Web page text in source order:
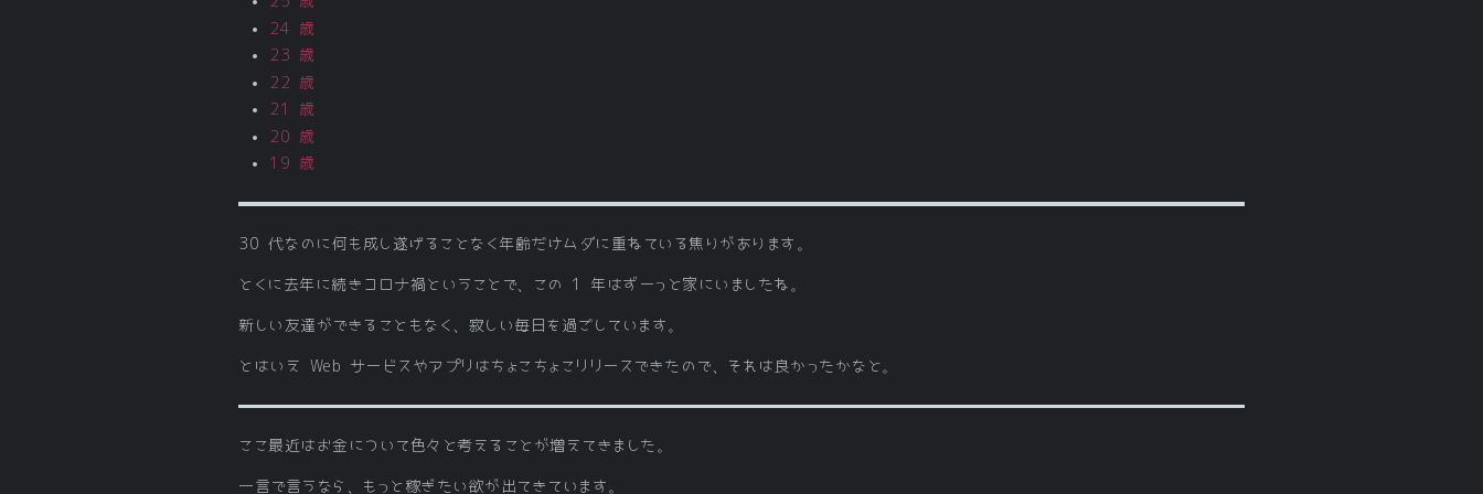
24 歳
23 歳
22 歳
21 歳
20 歳
19 歳
30 代なのに何も成し遂げることなく年齢だけムダに重ねている焦りがあります。
とくに去年に続きコロナ禍ということで、この 1 年はずーっと家にいましたね。
新しい友達ができることもなく、寂しい毎日を過ごしています。
とはいえ Web サービスやアプリはちょこちょこリリースできたので、それは良かったかなと。
ここ最近はお金について色々と考えることが増えてきました。
一言で言うなら、もっと稼ぎたい欲が出てきています。